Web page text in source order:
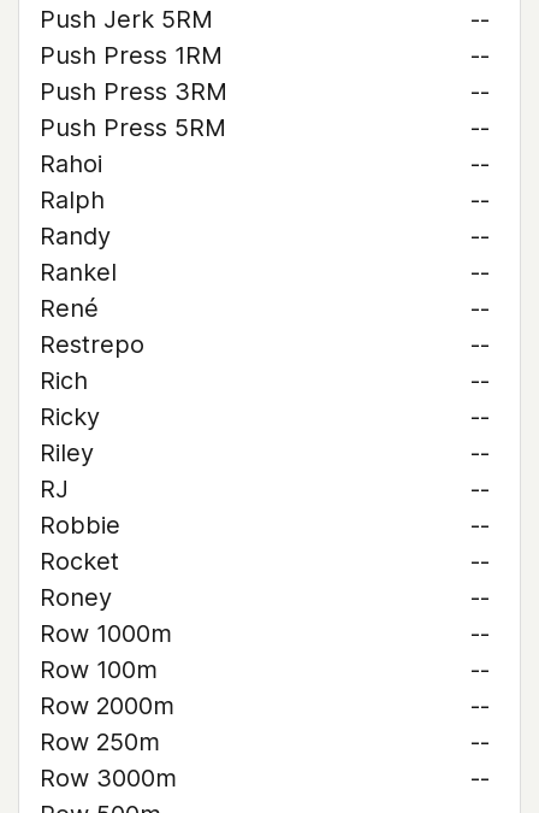
Push Jerk 5RM
--
Push Press 1RM
--
Push Press 3RM
--
Push Press 5RM
--
Rahoi
--
Ralph
--
Randy
--
Rankel
--
René
--
Restrepo
--
Rich
--
Ricky
--
Riley
--
RJ
--
Robbie
--
Rocket
--
Roney
--
Row 1000m
--
Row 100m
--
Row 2000m
--
Row 250m
--
Row 3000m
--